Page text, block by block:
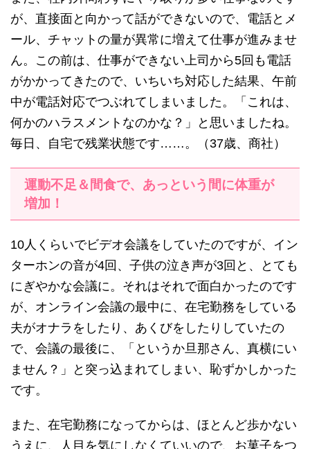
が、直接面と向かって話ができないので、電話とメ
ール、チャットの量が異常に増えて仕事が進みませ
ん。この前は、仕事ができない上司から5回も電話
がかかってきたので、いちいち対応した結果、午前
中が電話対応でつぶれてしまいました。「これは、
何かのハラスメントなのかな？」と思いましたね。
毎日、自宅で残業状態です……。（37歳、商社）
運動不足＆間食で、あっという間に体重が
増加！
10人くらいでビデオ会議をしていたのですが、イン
ターホンの音が4回、子供の泣き声が3回と、とても
にぎやかな会議に。それはそれで面白かったのです
が、オンライン会議の最中に、在宅勤務をしている
夫がオナラをしたり、あくびをしたりしていたの
で、会議の最後に、「というか旦那さん、真横にい
ません？」と突っ込まれてしまい、恥ずかしかった
です。
また、在宅勤務になってからは、ほとんど歩かない
うえに、人目を気にしなくていいので、お菓子をつ